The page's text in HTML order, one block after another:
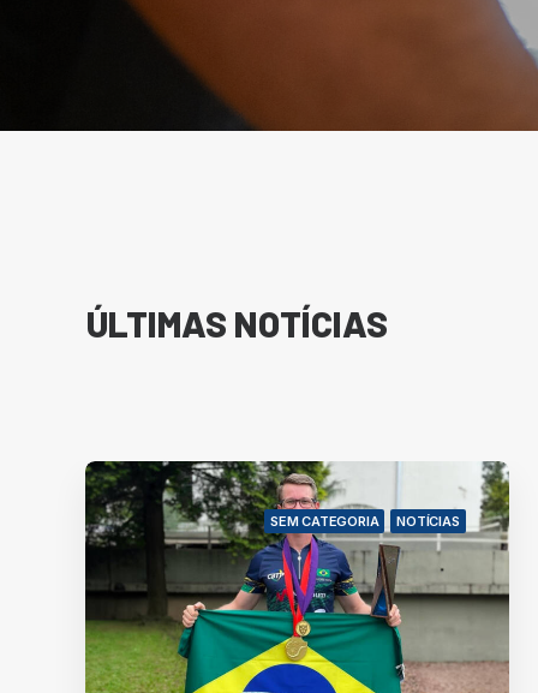
ÚLTIMAS NOTÍCIAS
SEM CATEGORIA NOTÍCIAS